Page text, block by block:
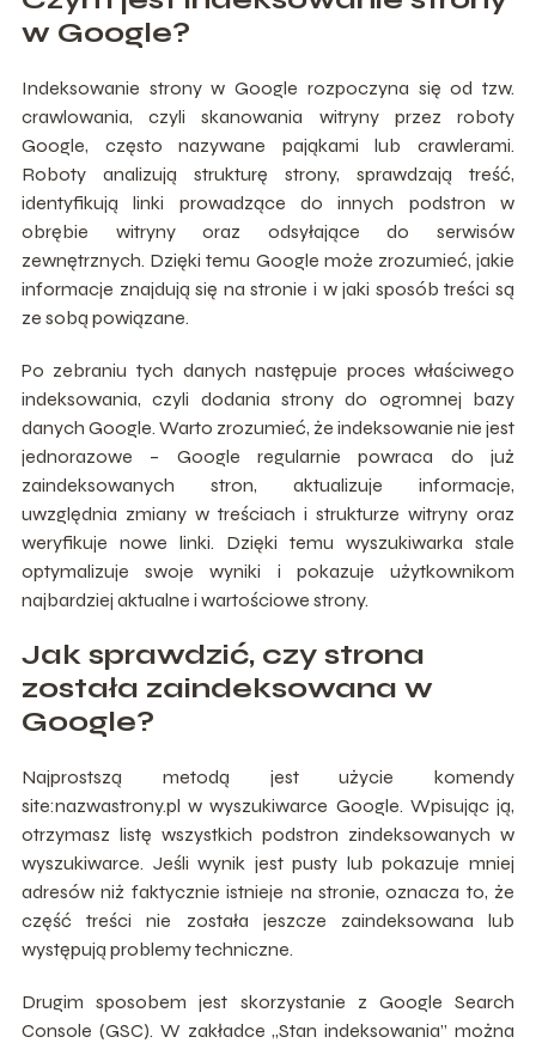
w Google?
Indeksowanie strony w Google rozpoczyna się od tzw.
crawlowania, czyli skanowania witryny przez roboty
Google, często nazywane pająkami lub crawlerami.
Roboty analizują strukturę strony, sprawdzają treść,
identyfikują linki prowadzące do innych podstron w
obrębie witryny oraz odsyłające do serwisów
zewnętrznych. Dzięki temu Google może zrozumieć, jakie
informacje znajdują się na stronie i w jaki sposób treści są
ze sobą powiązane.
Po zebraniu tych danych następuje proces właściwego
indeksowania, czyli dodania strony do ogromnej bazy
danych Google. Warto zrozumieć, że indeksowanie nie jest
jednorazowe – Google regularnie powraca do już
zaindeksowanych stron, aktualizuje informacje,
uwzględnia zmiany w treściach i strukturze witryny oraz
weryfikuje nowe linki. Dzięki temu wyszukiwarka stale
optymalizuje swoje wyniki i pokazuje użytkownikom
najbardziej aktualne i wartościowe strony.
Jak sprawdzić, czy strona
została zaindeksowana w
Google?
Najprostszą metodą jest użycie komendy
site:nazwastrony.pl w wyszukiwarce Google. Wpisując ją,
otrzymasz listę wszystkich podstron zindeksowanych w
wyszukiwarce. Jeśli wynik jest pusty lub pokazuje mniej
adresów niż faktycznie istnieje na stronie, oznacza to, że
część treści nie została jeszcze zaindeksowana lub
występują problemy techniczne.
Drugim sposobem jest skorzystanie z Google Search
Console (GSC). W zakładce „Stan indeksowania” można